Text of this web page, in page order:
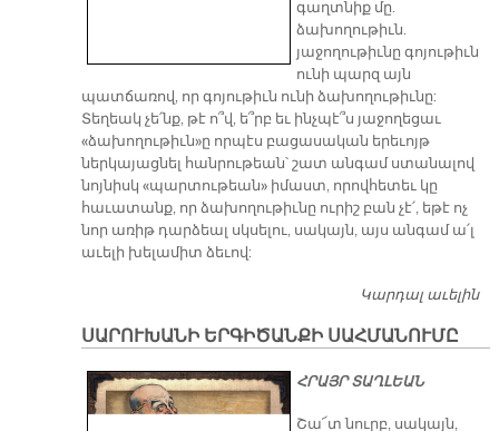
գաղտնիք մը.
ձախողութիւն.
յաջողութիւնը գոյութիւն
ունի պարզ այն
պատճառով, որ գոյութիւն ունի ձախողութիւնը:
Տեղեակ չե՛նք, թէ ո՞վ, ե՞րբ եւ ինչպէ՞ս յաջողեցաւ
«ձախողութիւն»ը որպէս բացասական երեւոյթ
ներկայացնել հանրութեան՝ շատ անգամ ստանալով
նոյնիսկ «պարտութեան» իմաստ, որովհետեւ կը
հաւատանք, որ ձախողութիւնը ուրիշ բան չէ՛, եթէ ոչ
նոր առիթ դարձեալ սկսելու, սակայն, այս անգամ ա՛լ
աւելի խելամիտ ձեւով:
Կարդալ աւելին
ՍԱՐՈՒԽԱՆԻ ԵՐԳԻԾԱՆՔԻ ՍԱՀՄԱՆՈՒՄԸ
ՀՐԱՅՐ ՏԱՂԼԵԱՆ
Շա՜տ նուրբ, սակայն,